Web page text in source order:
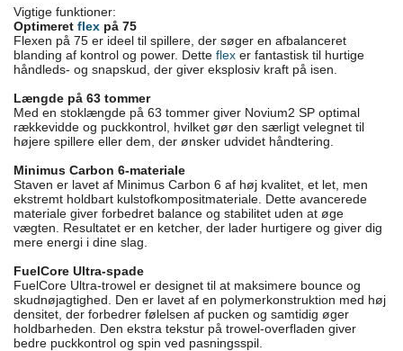
Vigtige funktioner:
Optimeret flex på 75
Flexen på 75 er ideel til spillere, der søger en afbalanceret
blanding af kontrol og power. Dette flex er fantastisk til hurtige
håndleds- og snapskud, der giver eksplosiv kraft på isen.
Længde på 63 tommer
Med en stoklængde på 63 tommer giver Novium2 SP optimal
rækkevidde og puckkontrol, hvilket gør den særligt velegnet til
højere spillere eller dem, der ønsker udvidet håndtering.
Minimus Carbon 6-materiale
Staven er lavet af Minimus Carbon 6 af høj kvalitet, et let, men
ekstremt holdbart kulstofkompositmateriale. Dette avancerede
materiale giver forbedret balance og stabilitet uden at øge
vægten. Resultatet er en ketcher, der lader hurtigere og giver dig
mere energi i dine slag.
FuelCore Ultra-spade
FuelCore Ultra-trowel er designet til at maksimere bounce og
skudnøjagtighed. Den er lavet af en polymerkonstruktion med høj
densitet, der forbedrer følelsen af pucken og samtidig øger
holdbarheden. Den ekstra tekstur på trowel-overfladen giver
bedre puckkontrol og spin ved pasningsspil.